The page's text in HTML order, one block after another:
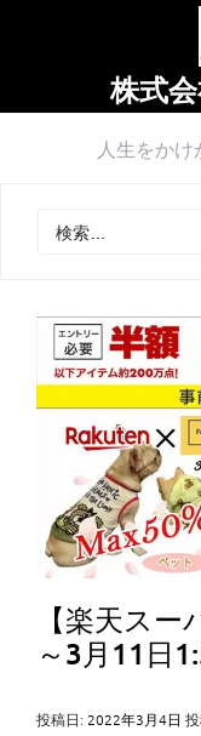
株式
人生をか
【楽天ス
～3月11日
投稿日: 2022年3月4日